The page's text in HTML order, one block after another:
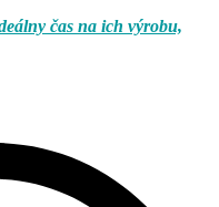
čas na ich výrobu,